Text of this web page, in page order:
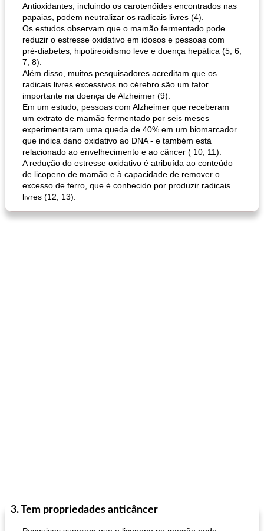
pão plano (out)
Antioxidantes, incluindo os carotenóides encontrados nas
papaias, podem neutralizar os radicais livres (4).
Os estudos observam que o mamão fermentado pode
reduzir o estresse oxidativo em idosos e pessoas com
pré-diabetes, hipotireoidismo leve e doença hepática (5, 6,
7, 8).
Além disso, muitos pesquisadores acreditam que os
radicais livres excessivos no cérebro são um fator
importante na doença de Alzheimer (9).
Em um estudo, pessoas com Alzheimer que receberam
um extrato de mamão fermentado por seis meses
experimentaram uma queda de 40% em um biomarcador
que indica dano oxidativo ao DNA - e também está
relacionado ao envelhecimento e ao câncer ( 10, 11).
A redução do estresse oxidativo é atribuída ao conteúdo
de licopeno de mamão e à capacidade de remover o
excesso de ferro, que é conhecido por produzir radicais
livres (12, 13).
3. Tem propriedades anticâncer